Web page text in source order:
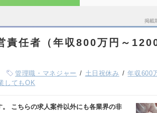
掲載
任者（年収800万円～1200
管理職・マネジャー 土日祝休み 年収600
してもOK
こちらの求人案件以外にも各業界の非